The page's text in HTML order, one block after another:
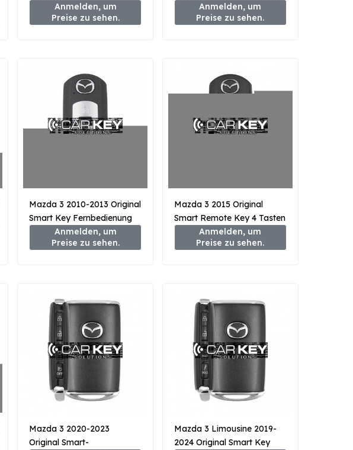
Fernschlüssel 4 Tasten 315
MHz GJY9-67-5DY
Anmelden, um
Preise zu sehen.
Tasten 433 MHz BRYH-67-
Anmelden, um
Preise zu sehen.
Mazda 3 2010-2013 Original
Smart Key Fernbedienung
2+1 Taste 315MHz BCY1-
67-5RY
Anmelden, um
Preise zu sehen.
Mazda 3 2015 Original
Smart Remote Key 4 Tasten
433MHz GHY5-67-5DY
Anmelden, um
Preise zu sehen.
Mazda 3 2020-2023
Original Smart-
Mazda 3 Limousine 2019-
2024 Original Smart Key